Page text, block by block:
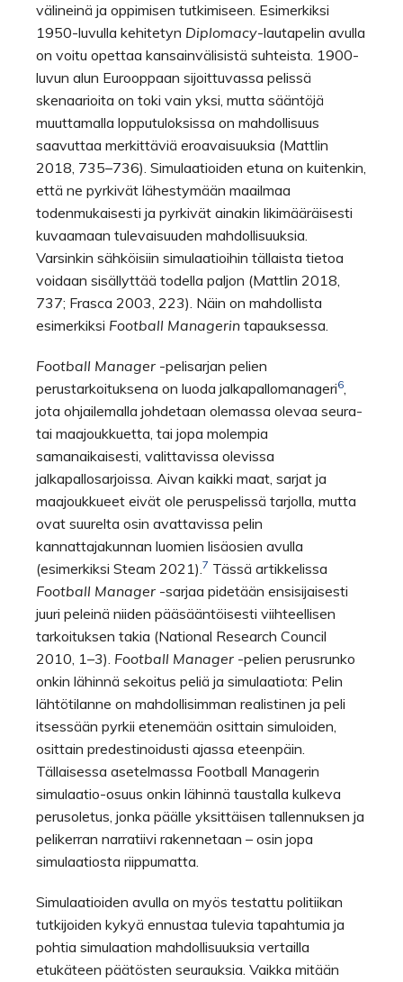
välineinä ja oppimisen tutkimiseen. Esimerkiksi
1950-luvulla kehitetyn Diplomacy-lautapelin avulla
on voitu opettaa kansainvälisistä suhteista. 1900-
luvun alun Eurooppaan sijoittuvassa pelissä
skenaarioita on toki vain yksi, mutta sääntöjä
muuttamalla lopputuloksissa on mahdollisuus
saavuttaa merkittäviä eroavaisuuksia (Mattlin
2018, 735–736). Simulaatioiden etuna on kuitenkin,
että ne pyrkivät lähestymään maailmaa
todenmukaisesti ja pyrkivät ainakin likimääräisesti
kuvaamaan tulevaisuuden mahdollisuuksia.
Varsinkin sähköisiin simulaatioihin tällaista tietoa
voidaan sisällyttää todella paljon (Mattlin 2018,
737; Frasca 2003, 223). Näin on mahdollista
esimerkiksi Football Managerin tapauksessa.
Football Manager -pelisarjan pelien
perustarkoituksena on luoda jalkapallomanageri6,
jota ohjailemalla johdetaan olemassa olevaa seura-
tai maajoukkuetta, tai jopa molempia
samanaikaisesti, valittavissa olevissa
jalkapallosarjoissa. Aivan kaikki maat, sarjat ja
maajoukkueet eivät ole peruspelissä tarjolla, mutta
ovat suurelta osin avattavissa pelin
kannattajakunnan luomien lisäosien avulla
(esimerkiksi Steam 2021).7 Tässä artikkelissa
Football Manager -sarjaa pidetään ensisijaisesti
juuri peleinä niiden pääsääntöisesti viihteellisen
tarkoituksen takia (National Research Council
2010, 1–3). Football Manager -pelien perusrunko
onkin lähinnä sekoitus peliä ja simulaatiota: Pelin
lähtötilanne on mahdollisimman realistinen ja peli
itsessään pyrkii etenemään osittain simuloiden,
osittain predestinoidusti ajassa eteenpäin.
Tällaisessa asetelmassa Football Managerin
simulaatio-osuus onkin lähinnä taustalla kulkeva
perusoletus, jonka päälle yksittäisen tallennuksen ja
pelikerran narratiivi rakennetaan – osin jopa
simulaatiosta riippumatta.
Simulaatioiden avulla on myös testattu politiikan
tutkijoiden kykyä ennustaa tulevia tapahtumia ja
pohtia simulaation mahdollisuuksia vertailla
etukäteen päätösten seurauksia. Vaikka mitään